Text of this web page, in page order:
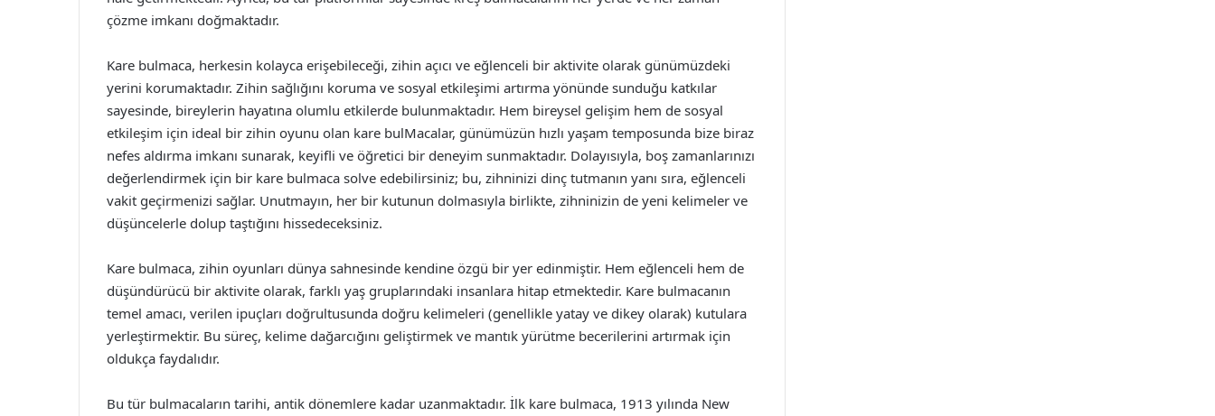
çözme imkanı doğmaktadır.
Kare bulmaca, herkesin kolayca erişebileceği, zihin açıcı ve eğlenceli bir aktivite olarak günümüzdeki
yerini korumaktadır. Zihin sağlığını koruma ve sosyal etkileşimi artırma yönünde sunduğu katkılar
sayesinde, bireylerin hayatına olumlu etkilerde bulunmaktadır. Hem bireysel gelişim hem de sosyal
etkileşim için ideal bir zihin oyunu olan kare bulMacalar, günümüzün hızlı yaşam temposunda bize biraz
nefes aldırma imkanı sunarak, keyifli ve öğretici bir deneyim sunmaktadır. Dolayısıyla, boş zamanlarınızı
değerlendirmek için bir kare bulmaca solve edebilirsiniz; bu, zihninizi dinç tutmanın yanı sıra, eğlenceli
vakit geçirmenizi sağlar. Unutmayın, her bir kutunun dolmasıyla birlikte, zihninizin de yeni kelimeler ve
düşüncelerle dolup taştığını hissedeceksiniz.
Kare bulmaca, zihin oyunları dünya sahnesinde kendine özgü bir yer edinmiştir. Hem eğlenceli hem de
düşündürücü bir aktivite olarak, farklı yaş gruplarındaki insanlara hitap etmektedir. Kare bulmacanın
temel amacı, verilen ipuçları doğrultusunda doğru kelimeleri (genellikle yatay ve dikey olarak) kutulara
yerleştirmektir. Bu süreç, kelime dağarcığını geliştirmek ve mantık yürütme becerilerini artırmak için
oldukça faydalıdır.
Bu tür bulmacaların tarihi, antik dönemlere kadar uzanmaktadır. İlk kare bulmaca, 1913 yılında New